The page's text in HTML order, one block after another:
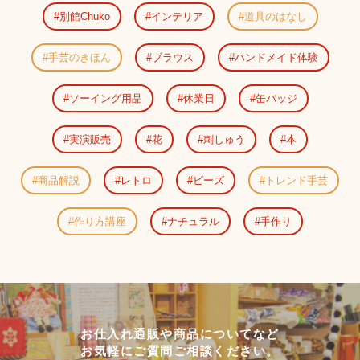
別館Chuko インテリア 道具のはなし
手芸のきほん ブラウス ハンドメイド体験
ソーイング用品 休業日 缶バッジ
実演販売 花 刺しゅう 本
商品解説 レトロ ビーズ トレンド手芸
作り方講座 ナチュラル 手作り
お仕入れ通販や商品についてなど
お気軽にご質問ご相談ください。